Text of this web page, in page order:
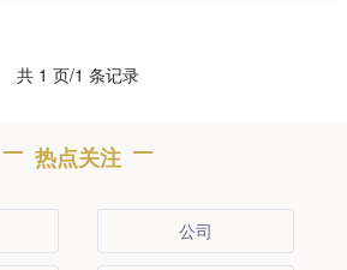
共 1 页/1 条记录
热点关注
公司